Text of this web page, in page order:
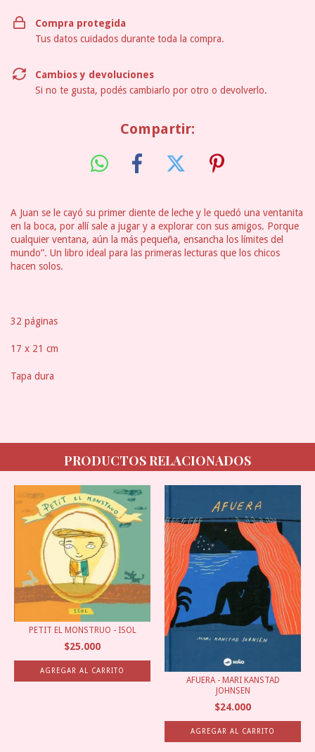
Compra protegida
Tus datos cuidados durante toda la compra.
Cambios y devoluciones
Si no te gusta, podés cambiarlo por otro o devolverlo.
Compartir:
A Juan se le cayó su primer diente de leche y le quedó una ventanita
en la boca, por allí sale a jugar y a explorar con sus amigos. Porque
cualquier ventana, aún la más pequeña, ensancha los límites del
mundo”. Un libro ideal para las primeras lecturas que los chicos
hacen solos.
32 páginas
17 x 21 cm
Tapa dura
PRODUCTOS RELACIONADOS
PETIT EL MONSTRUO - ISOL
$25.000
AFUERA - MARI KANSTAD
JOHNSEN
$24.000